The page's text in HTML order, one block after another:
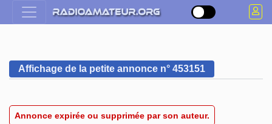
Affichage de la petite annonce n° 453151
Annonce expirée ou supprimée par son auteur.